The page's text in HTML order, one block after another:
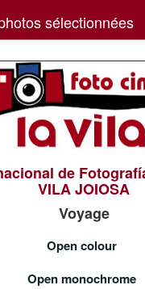
sélectionnées
de
VILA JOIOSA
Voyage
Open colour
Open monochrome